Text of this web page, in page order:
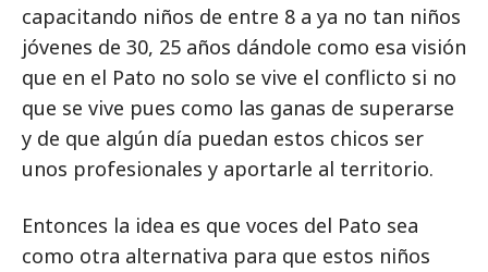
capacitando niños de entre 8 a ya no tan niños
jóvenes de 30, 25 años dándole como esa visión
que en el Pato no solo se vive el conflicto si no
que se vive pues como las ganas de superarse
y de que algún día puedan estos chicos ser
unos profesionales y aportarle al territorio.
Entonces la idea es que voces del Pato sea
como otra alternativa para que estos niños